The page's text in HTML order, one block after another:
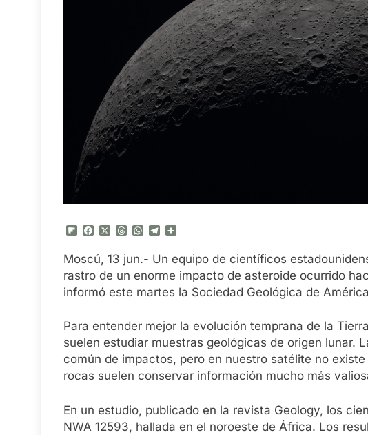
Flipboard
Facebook
X Threads
WhatsApp
Telegram
Moscú, 13 jun.- Un equipo de científicos
rastro de un enorme impacto de asteroide ocurrido
informó este martes la Sociedad Geológica de
Para entender mejor la evolución temprana de la
suelen estudiar muestras geológicas de origen lunar.
común de impactos, pero en nuestro satélite no
rocas suelen conservar información mucho más
En un estudio, publicado en la revista Geology, los
NWA 12593, hallada en el noroeste de África. Los